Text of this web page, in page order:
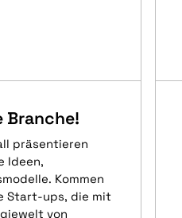
Branche!
präsentieren
Ideen,
Kommen
Start-ups, die mit
von